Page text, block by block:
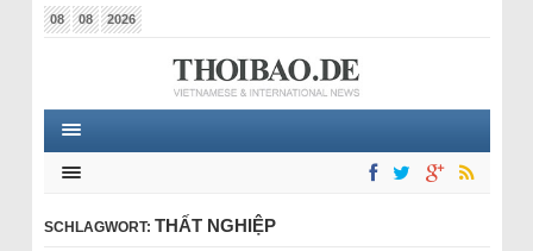
08 08 2026
SCHLAGWORT: THẤT NGHIỆP